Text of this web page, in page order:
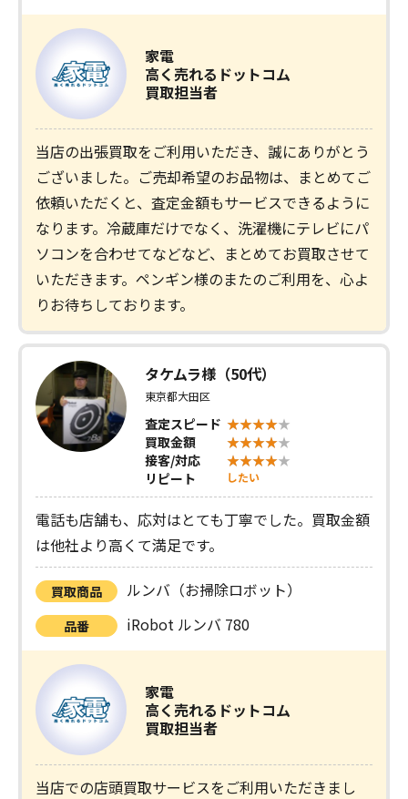
家電
高く売れるドットコム
買取担当者
当店の出張買取をご利用いただき、誠にありがとう
ございました。ご売却希望のお品物は、まとめてご
依頼いただくと、査定金額もサービスできるように
なります。冷蔵庫だけでなく、洗濯機にテレビにパ
ソコンを合わせてなどなど、まとめてお買取させて
いただきます。ペンギン様のまたのご利用を、心よ
りお待ちしております。
タケムラ様（50代）
東京都大田区
査定スピード
買取金額
接客/対応
リピート
したい
電話も店舗も、応対はとても丁寧でした。買取金額
は他社より高くて満足です。
買取商品 ルンバ（お掃除ロボット）
品番 iRobot ルンバ 780
家電
高く売れるドットコム
買取担当者
当店での店頭買取サービスをご利用いただきまし